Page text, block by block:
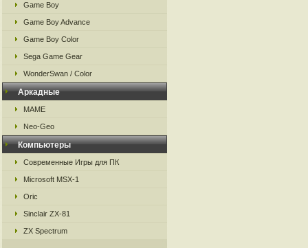
Game Boy
Game Boy Advance
Game Boy Color
Sega Game Gear
WonderSwan / Color
Аркадные
MAME
Neo-Geo
Компьютеры
Современные Игры для ПК
Microsoft MSX-1
Oric
Sinclair ZX-81
ZX Spectrum